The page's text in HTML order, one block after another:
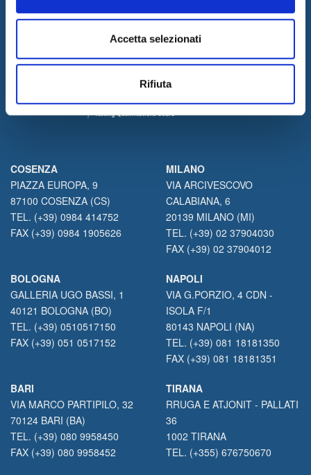
Accetta selezionati
Rifiuta
COSENZA
PIAZZA EUROPA, 9
87100 COSENZA (CS)
TEL. (+39) 0984 414752
FAX (+39) 0984 1905626
MILANO
VIA ARCIVESCOVO
CALABIANA, 6
20139 MILANO (MI)
TEL. (+39) 02 37904030
FAX (+39) 02 37904012
BOLOGNA
GALLERIA UGO BASSI, 1
40121 BOLOGNA (BO)
TEL. (+39) 0510517150
FAX (+39) 051 0517152
NAPOLI
VIA G.PORZIO, 4 CDN -
ISOLA F/1
80143 NAPOLI (NA)
TEL. (+39) 081 18181350
FAX (+39) 081 18181351
BARI
VIA MARCO PARTIPILO, 32
70124 BARI (BA)
TEL. (+39) 080 9958450
FAX (+39) 080 9958452
TIRANA
RRUGA E ATJONIT - PALLATI
36
1002 TIRANA
TEL. (+355) 676750670